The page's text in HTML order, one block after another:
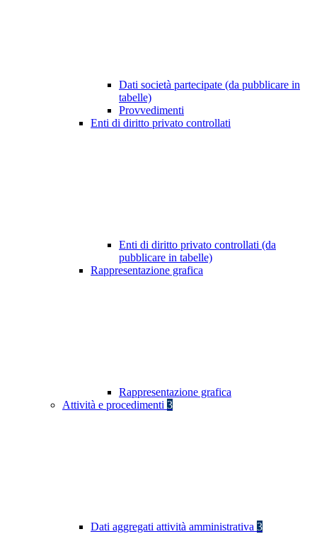
Dati società partecipate (da pubblicare in
tabelle)
Provvedimenti
Enti di diritto privato controllati
Enti di diritto privato controllati (da
pubblicare in tabelle)
Rappresentazione grafica
Rappresentazione grafica
Attività e procedimenti 3
Dati aggregati attività amministrativa 3